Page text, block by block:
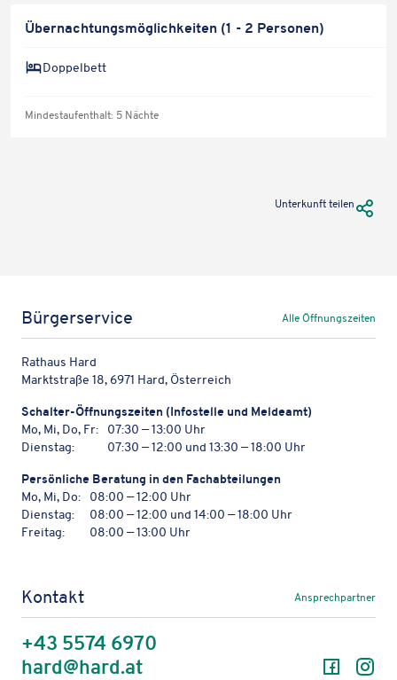
Übernachtungsmöglichkeiten (1 - 2 Personen)
Doppelbett
Mindestaufenthalt: 5 Nächte
Unterkunft teilen URL
Bürgerservice Alle Öffnungszeiten
Rathaus Hard
Marktstraße 18, 6971 Hard, Österreich
Schal­ter-Öffnungs­zei­ten (Info­stelle und Meldeamt)
Mo, Mi, Do, Fr:
07:30 — 13:00 Uhr
Dienstag:
07:30 — 12:00 und 13:30 — 18:00 Uhr
Persön­li­che Bera­tung in den Fachabteilungen
Mo, Mi, Do:
08:00 — 12:00 Uhr
Dienstag:
08:00 — 12:00 und 14:00 — 18:00 Uhr
Freitag:
08:00 — 13:00 Uhr
Kontakt Ansprechpartner
+43 5574 6970
hard@hard.at